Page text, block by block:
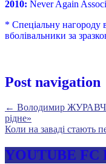
2010: Never Again
* Спеціальну нагороду
вболівальники за
Post navigation
← Володимир
рідне»
Коли на заваді стають
YOUTUBE FC